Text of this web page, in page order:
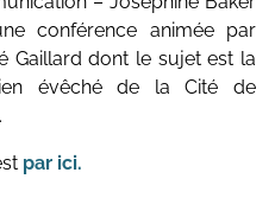
conférence animée par
Gaillard dont le sujet est la
évêché de la Cité de
par ici.